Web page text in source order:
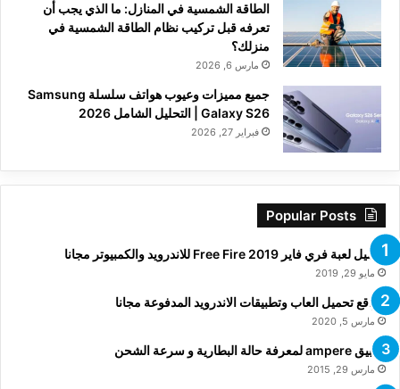
الطاقة الشمسية في المنازل: ما الذي يجب أن
تعرفه قبل تركيب نظام الطاقة الشمسية في
منزلك؟
مارس 6, 2026
جميع مميزات وعيوب هواتف سلسلة Samsung
Galaxy S26 | التحليل الشامل 2026
فبراير 27, 2026
Popular Posts
تحميل لعبة فري فاير Free Fire 2019 للاندرويد والكمبيوتر مجانا
مايو 29, 2019
مواقع تحميل العاب وتطبيقات الاندرويد المدفوعة مجانا
مارس 5, 2020
تطبيق ampere لمعرفة حالة البطارية و سرعة الشحن
مارس 29, 2015